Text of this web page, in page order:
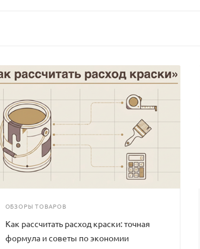
ОБЗОРЫ ТОВАРОВ
Как рассчитать расход краски: точная
формула и советы по экономии